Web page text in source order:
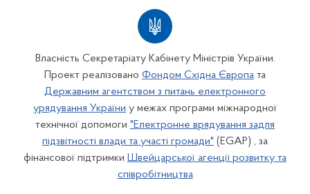
Власність Секретаріату Кабінету Міністрів України.
Проект реалізовано Фондом Східна Європа та
Державним агентством з питань електронного
урядування України у межах програми міжнародної
технічної допомоги "Електронне врядування задля
підзвітності влади та участі громади" (EGAP) , за
фінансової підтримки Швейцарської агенції розвитку та
співробітництва